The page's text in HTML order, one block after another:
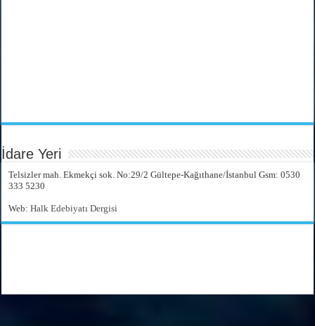
İdare Yeri
Telsizler mah. Ekmekçi sok. No:29/2 Gültepe-Kağıthane/İstanbul Gsm: 0530
333 5230
Web:Halk Edebiyatı Dergisi